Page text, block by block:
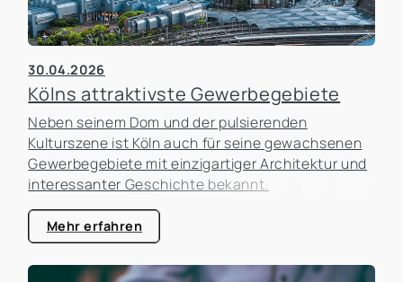
30.04.2026
Kölns attraktivste Gewerbegebiete
Neben seinem Dom und der pulsierenden
Kulturszene ist Köln auch für seine gewachsenen
Gewerbegebiete mit einzigartiger Architektur und
interessanter Geschichte bekannt.
Mehr erfahren